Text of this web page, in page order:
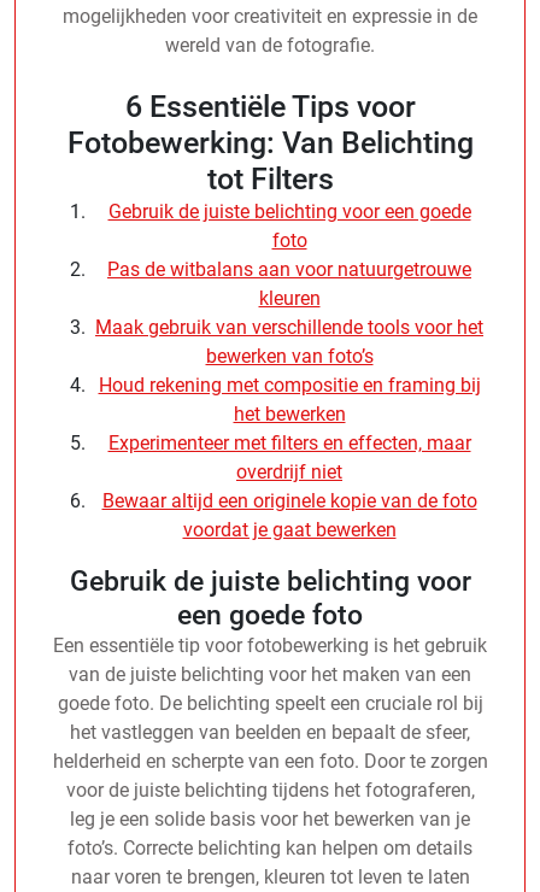
mogelijkheden voor creativiteit en expressie in de
wereld van de fotografie.
6 Essentiële Tips voor
Fotobewerking: Van Belichting
tot Filters
Gebruik de juiste belichting voor een goede
foto
Pas de witbalans aan voor natuurgetrouwe
kleuren
Maak gebruik van verschillende tools voor het
bewerken van foto’s
Houd rekening met compositie en framing bij
het bewerken
Experimenteer met filters en effecten, maar
overdrijf niet
Bewaar altijd een originele kopie van de foto
voordat je gaat bewerken
Gebruik de juiste belichting voor
een goede foto
Een essentiële tip voor fotobewerking is het gebruik
van de juiste belichting voor het maken van een
goede foto. De belichting speelt een cruciale rol bij
het vastleggen van beelden en bepaalt de sfeer,
helderheid en scherpte van een foto. Door te zorgen
voor de juiste belichting tijdens het fotograferen,
leg je een solide basis voor het bewerken van je
foto’s. Correcte belichting kan helpen om details
naar voren te brengen, kleuren tot leven te laten